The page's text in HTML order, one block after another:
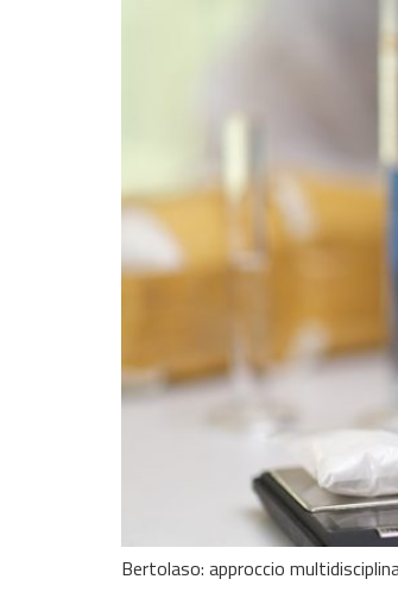
Bertolaso: approccio